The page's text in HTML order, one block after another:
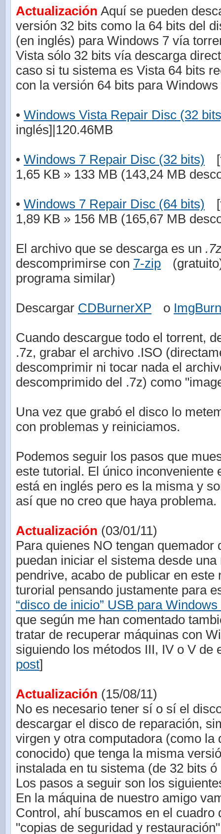
Actualización Aquí se pueden
versión 32 bits como la 64 bits del
(en inglés) para Windows 7 vía
Vista sólo 32 bits vía descarga
caso si tu sistema es Vista 64 bits
con la versión 64 bits para Windows
• Windows Vista Repair Disc (32
inglés]|120.46MB
• Windows 7 Repair Disc (32 bits)
1,65 KB » 133 MB (143,24 MB
• Windows 7 Repair Disc (64 bits)
1,89 KB » 156 MB (165,67 MB
El archivo que se descarga es un
descomprimirse con 7-zip
programa similar)
Descargar CDBurnerXP o ImgBurn
Cuando descargue todo el torrent,
.7z, grabar el archivo .ISO
descomprimir ni tocar nada el
descomprimido del .7z) como
Una vez que grabó el disco lo
con problemas y reiniciamos.
Podemos seguir los pasos que
este tutorial. El único inconveniente
está en inglés pero es la misma y
así que no creo que haya problema.
Actualización (03/01/11)
Para quienes NO tengan quemador
puedan iniciar el sistema desde
pendrive, acabo de publicar en este
turorial pensando justamente para
“disco de inicio” USB para
que según me han comentado
tratar de recuperar máquinas con
siguiendo los métodos III, IV o V de
post]
Actualización (15/08/11)
No es necesario tener sí o sí el
descargar el disco de reparación,
virgen y otra computadora (como la
conocido) que tenga la misma
instalada en tu sistema (de 32 bits ó
Los pasos a seguir son los
En la máquina de nuestro amigo
Control, ahí buscamos en el cuadro
"copias de seguridad y